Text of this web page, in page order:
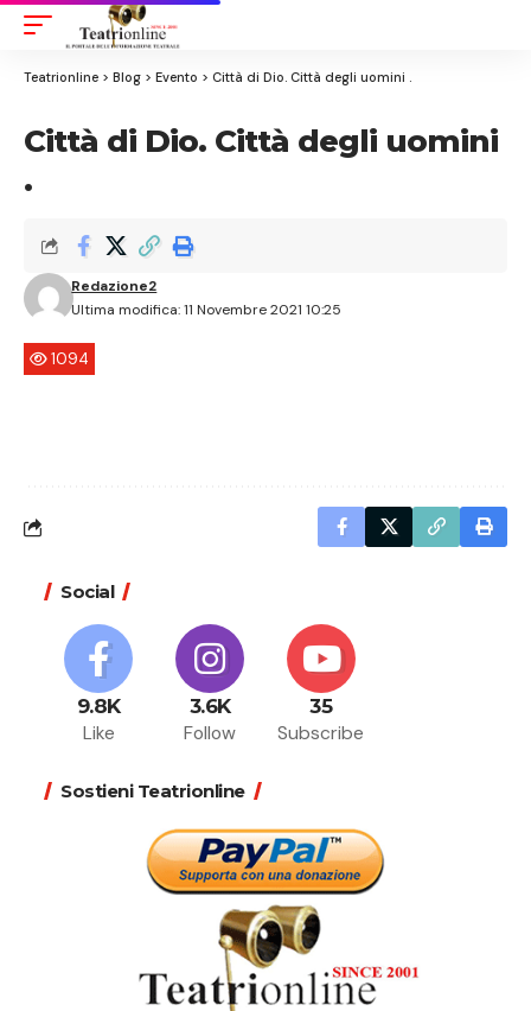
Teatrionline > Blog > Evento > Città di Dio. Città degli uomini .
Città di Dio. Città degli uomini
.
Ultima modifica: 11 Novembre 2021 10:25
Redazione2
1094
Social
9.8K
Like
3.6K
Follow
35
Subscribe
Sostieni Teatrionline